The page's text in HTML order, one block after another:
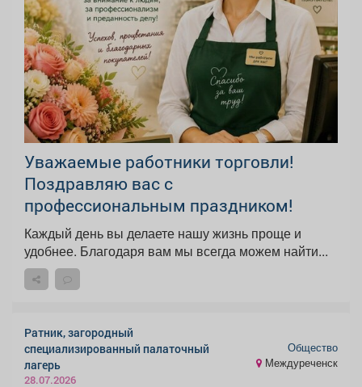
Уважаемые работники торговли!
Поздравляю вас с
профессиональным праздником!
Каждый день вы делаете нашу жизнь проще и
удобнее. Благодаря вам мы всегда можем найти...
Ратник, загородный
специализированный палаточный
лагерь
28.07.2026
Общество
Междуреченск